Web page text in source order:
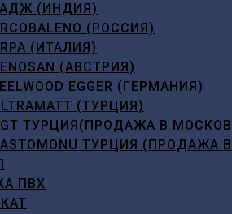
(ИНДИЯ)
(РОССИЯ)
(ИТАЛИЯ)
(АВСТРИЯ)
EGGER (ГЕРМАНИЯ)
(ТУРЦИЯ)
ТУРЦИЯ(ПРОДАЖА В
ТУРЦИЯ
ПВХ